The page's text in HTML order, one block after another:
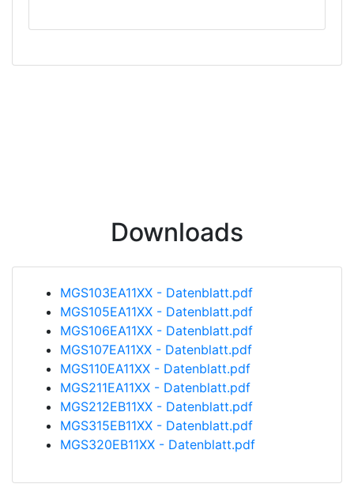
Downloads
MGS103EA11XX - Datenblatt.pdf
MGS105EA11XX - Datenblatt.pdf
MGS106EA11XX - Datenblatt.pdf
MGS107EA11XX - Datenblatt.pdf
MGS110EA11XX - Datenblatt.pdf
MGS211EA11XX - Datenblatt.pdf
MGS212EB11XX - Datenblatt.pdf
MGS315EB11XX - Datenblatt.pdf
MGS320EB11XX - Datenblatt.pdf